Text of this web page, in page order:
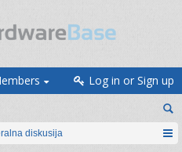
Log in or Sign up
diskusija